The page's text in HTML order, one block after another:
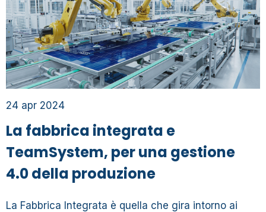
24 apr 2024
La fabbrica integrata e
TeamSystem, per una gestione
4.0 della produzione
La Fabbrica Integrata è quella che gira intorno ai